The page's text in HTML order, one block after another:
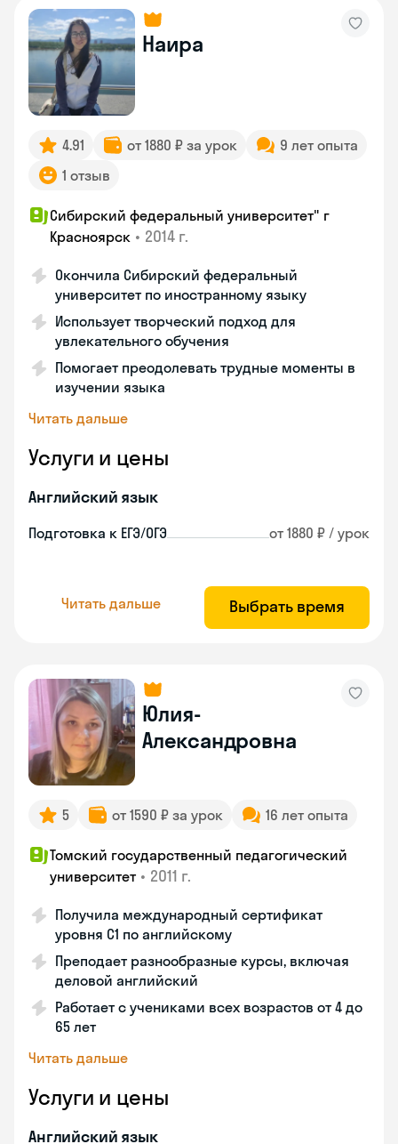
Наира
4.91 от 1880 ₽ за урок
9 лет опыта
1 отзыв
Сибирский федеральный университет" г
Красноярск • 2014 г.
Окончила Сибирский федеральный
университет по иностранному языку
Использует творческий подход для
увлекательного обучения
Помогает преодолевать трудные моменты в
изучении языка
Читать дальше
Услуги и цены
Английский язык
Подготовка к ЕГЭ/ОГЭ от 1880 ₽ / урок
Читать дальше Выбрать время
Юлия-
Александровна
5 от 1590 ₽ за урок 16 лет опыта
Томский государственный педагогический
университет • 2011 г.
Получила международный сертификат
уровня C1 по английскому
Преподает разнообразные курсы, включая
деловой английский
Работает с учениками всех возрастов от 4 до
65 лет
Читать дальше
Услуги и цены
Английский язык